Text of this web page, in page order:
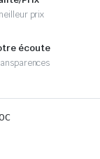
prix
écoute